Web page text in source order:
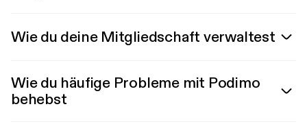
Wie du deine Mitgliedschaft verwaltest
Wie du häufige Probleme mit Podimo
behebst